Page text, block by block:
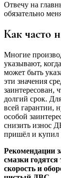
Отвечу на
обязательно
Как часто
Многие
указывают,
может быть
эти значения
заинтересован,
долгий срок.
всей гарантии,
особой
снизить износ
пришёл и купил
Рекомендации
смазки
скорость и